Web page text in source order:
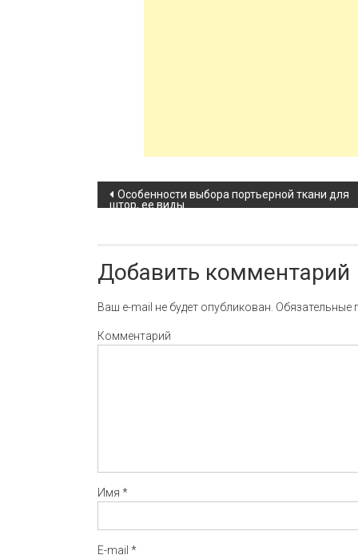
Навигация по записи
Особенности выбора портьерной ткани для
штор, ее виды
Добавить комментарий
Ваш e-mail не будет опубликован.
Комментарий
Имя *
E-mail *